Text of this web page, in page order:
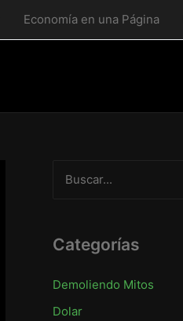
Economía en una Página
c
r
p
Categorías
Demoliendo Mitos
Dolar